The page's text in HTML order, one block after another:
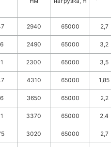
2940 65000 2,7
2490 65000 3,2
2300 65000 3,5
4310 65000 1,85
3650 65000 2,2
3370 65000 2,4
3020 65000 2,7